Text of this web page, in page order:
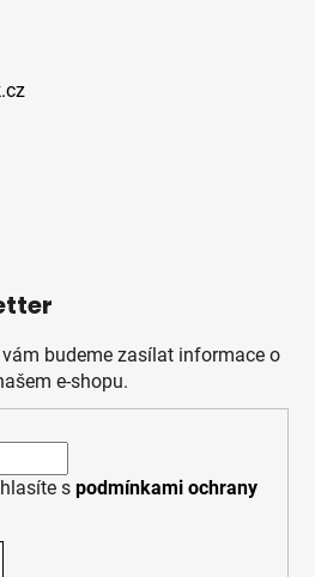
budeme zasílat informace o
e-shopu.
s podmínkami ochrany